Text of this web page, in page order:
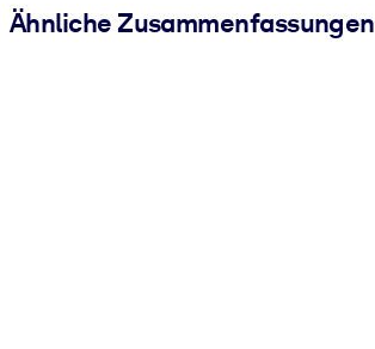
Ähnliche Zusammenfassungen